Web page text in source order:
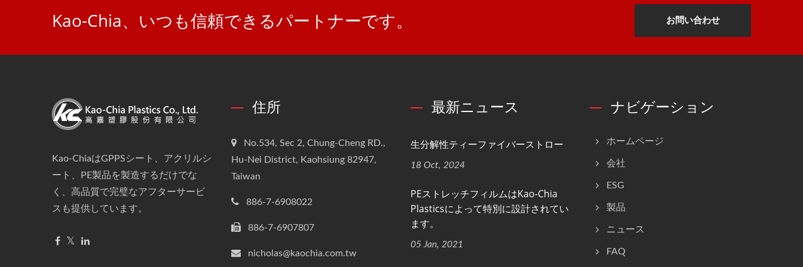
Kao-Chia、いつも信頼できるパートナーです。 お問い合わせ
Kao-ChiaはGPPSシート、アクリルシ
ート、PE製品を製造するだけでな
く、高品質で完璧なアフターサービ
スも提供しています。
住所
No.534, Sec 2, Chung-Cheng RD.,
Hu-Nei District, Kaohsiung 82947,
Taiwan
886-7-6908022
886-7-6907807
nicholas@kaochia.com.tw
最新ニュース
生分解性ティーファイバーストロー
18 Oct, 2024
PEストレッチフィルムはKao-Chia
Plasticsによって特別に設計されてい
ます。
05 Jan, 2021
ナビゲーション
ホームページ
会社
ESG
製品
ニュース
FAQ